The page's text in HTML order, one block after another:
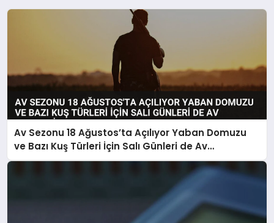
Av Sezonu 18 Ağustos’ta Açılıyor Yaban Domuzu
ve Bazı Kuş Türleri İçin Salı Günleri de Av
Yapılabilecek